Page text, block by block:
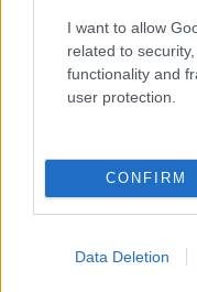
I want to allow
related to
functionality and
user protection.
CONFIRM
Data Deletion
bruņoto
mainīt pieeju
superdārgu